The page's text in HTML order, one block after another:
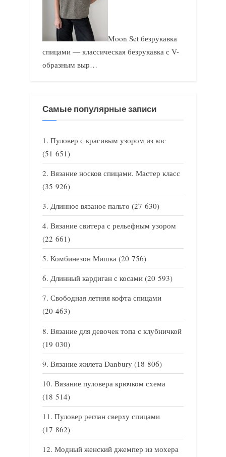
Moon Set безрукавка
спицами — классическая безрукавка с V-
образным выр…
Самые популярные записи
Пуловер с красивым узором из кос
(51 651)
Вязание носков спицами. Мастер класс
(35 926)
Длинное вязаное пальто (27 630)
Вязание свитера с рельефным узором
(22 661)
Комбинезон Мишка (20 756)
Длинный кардиган с косами (20 593)
Свободная летняя кофта спицами
(20 463)
Вязание для девочек топа с клубничкой
(19 030)
Вязание жилета Danbury (18 806)
Вязание пуловера крючком схема
(18 514)
Пуловер реглан сверху спицами
(17 862)
Модный женский джемпер из мохера